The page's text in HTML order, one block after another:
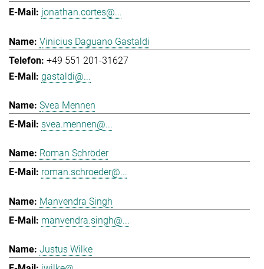
jonathan.cortes@...
Vinicius Daguano Gastaldi
+49 551 201-31627
gastaldi@...
Svea Mennen
svea.mennen@...
Roman Schröder
roman.schroeder@...
Manvendra Singh
manvendra.singh@...
Justus Wilke